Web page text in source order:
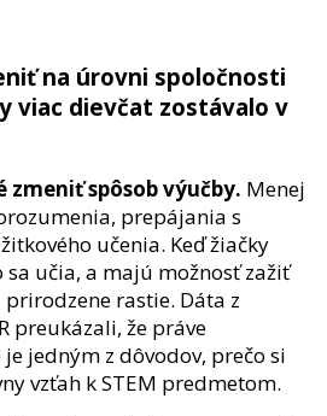
na úrovni spoločnosti
viac dievčat zostávalo v
zmeniť spôsob výučby. Menej
prepájania s
učenia. Keď žiačky
sa učia, a majú možnosť zažiť
rastie. Dáta z
preukázali, že práve
jedným z dôvodov, prečo si
vzťah k STEM predmetom.